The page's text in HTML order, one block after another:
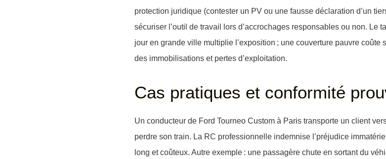
protection juridique (contester un PV ou une fausse déclaration d’un
sécuriser l’outil de travail lors d’accrochages responsables ou non. Le
jour en grande ville multiplie l’exposition ; une couverture pauvre coûte
des immobilisations et pertes d’exploitation.
Cas pratiques et conformité
Un conducteur de Ford Tourneo Custom à Paris transporte un client
perdre son train. La RC professionnelle indemnise l’préjudice immatériel
long et coûteux. Autre exemple : une passagère chute en sortant du